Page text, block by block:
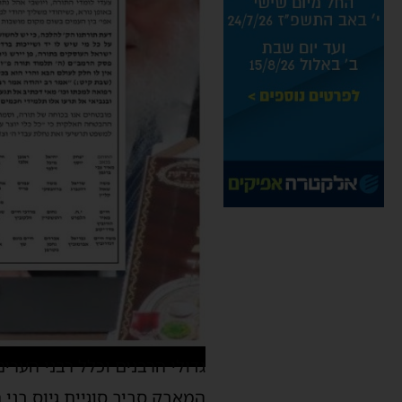
גדולי הרבנים וכלל רבני